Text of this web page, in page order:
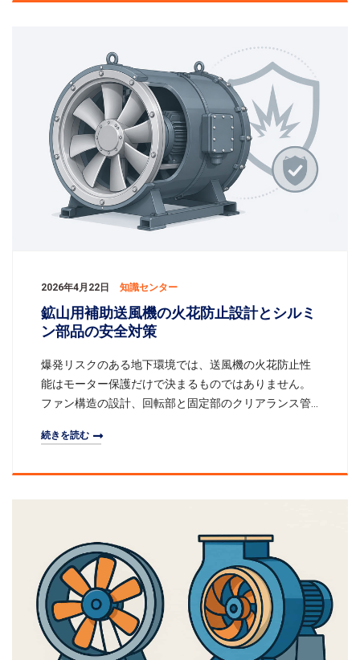
2026年4月22日 知識センター
鉱山用補助送風機の火花防止設計とシルミ
ン部品の安全対策
爆発リスクのある地下環境では、送風機の火花防止性
能はモーター保護だけで決まるものではありません。
ファン構造の設計、回転部と固定部のクリアランス管
が大きく関わります。本記事では、鉱山用補助送風機
するための構造上の確認ポイントに焦点を当てて解説
続きを読む